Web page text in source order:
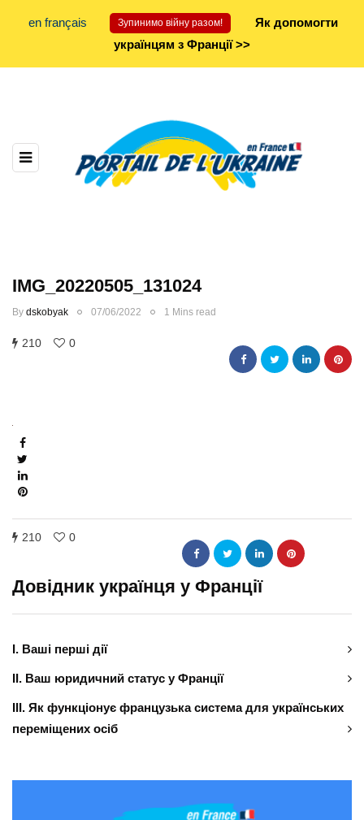
en français Зупинимо війну разом!
Як допомогти
українцям з Франції >>
IMG_20220505_131024
By dskobyak 07/06/2022 1 Mins read
210 0
210 0
Довідник українця у Франції
І. Ваші перші дії
ІІ. Ваш юридичний статус у Франції
ІІІ. Як функціонує французька система для українських
переміщених осіб